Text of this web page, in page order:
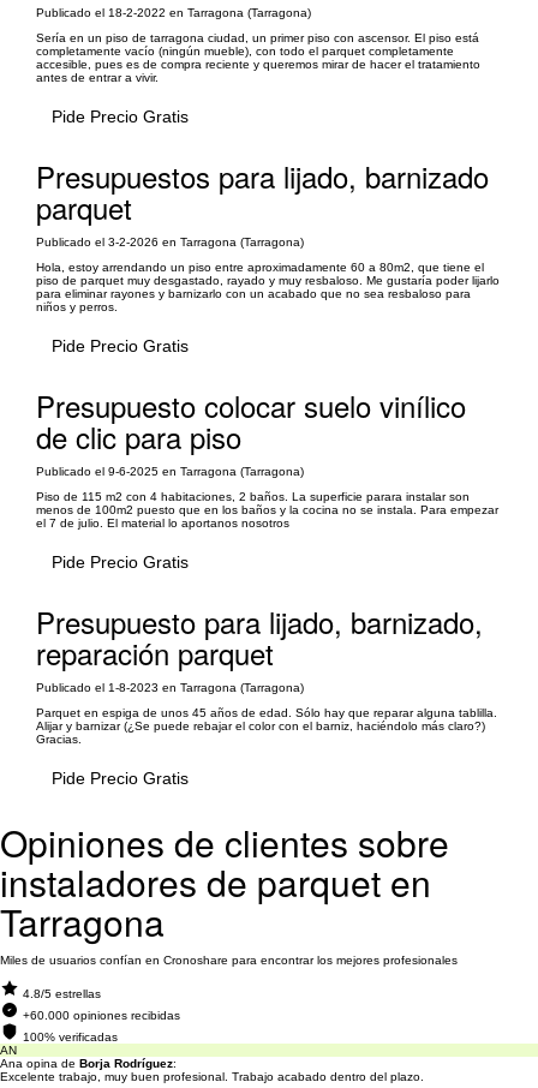
Publicado el 18-2-2022 en Tarragona (Tarragona)
Sería en un piso de tarragona ciudad, un primer piso con ascensor. El piso está
completamente vacío (ningún mueble), con todo el parquet completamente
accesible, pues es de compra reciente y queremos mirar de hacer el tratamiento
antes de entrar a vivir.
Pide Precio Gratis
Presupuestos para lijado, barnizado
parquet
Publicado el 3-2-2026 en Tarragona (Tarragona)
Hola, estoy arrendando un piso entre aproximadamente 60 a 80m2, que tiene el
piso de parquet muy desgastado, rayado y muy resbaloso. Me gustaría poder lijarlo
para eliminar rayones y barnizarlo con un acabado que no sea resbaloso para
niños y perros.
Pide Precio Gratis
Presupuesto colocar suelo vinílico
de clic para piso
Publicado el 9-6-2025 en Tarragona (Tarragona)
Piso de 115 m2 con 4 habitaciones, 2 baños. La superficie parara instalar son
menos de 100m2 puesto que en los baños y la cocina no se instala. Para empezar
el 7 de julio. El material lo aportanos nosotros
Pide Precio Gratis
Presupuesto para lijado, barnizado,
reparación parquet
Publicado el 1-8-2023 en Tarragona (Tarragona)
Parquet en espiga de unos 45 años de edad. Sólo hay que reparar alguna tablilla.
Alijar y barnizar (¿Se puede rebajar el color con el barniz, haciéndolo más claro?)
Gracias.
Pide Precio Gratis
Opiniones de clientes sobre
instaladores de parquet en
Tarragona
Miles de usuarios confían en Cronoshare para encontrar los mejores profesionales
4.8/5 estrellas
+60.000 opiniones recibidas
100% verificadas
AN
Ana opina de Borja Rodríguez:
Excelente trabajo, muy buen profesional. Trabajo acabado dentro del plazo.